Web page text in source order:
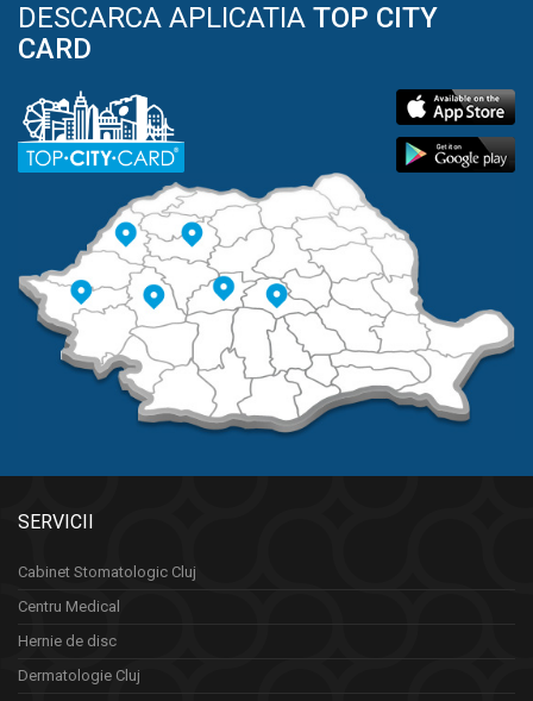
DESCARCA APLICATIA TOP CITY
CARD
SERVICII
Cabinet Stomatologic Cluj
Centru Medical
Hernie de disc
Dermatologie Cluj